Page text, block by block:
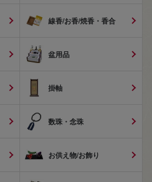
線香/お香/焼香・香合
盆用品
掛軸
数珠・念珠
お供え物/お飾り